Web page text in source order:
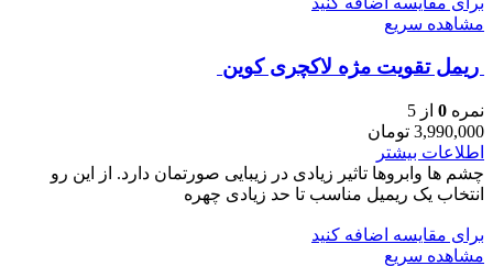
مشاهده سریع
ريمل تقويت مژه لاكچری كوين
نمره 0 از 5
3,990,000 تومان
اطلاعات بیشتر
چشم ها وابروها تاثیر زیادی در زیبایی صورتمان دارد. از این رو
انتخاب یک ریمیل مناسب تا حد زیادی چهره
برای مقایسه اضافه کنید
مشاهده سریع